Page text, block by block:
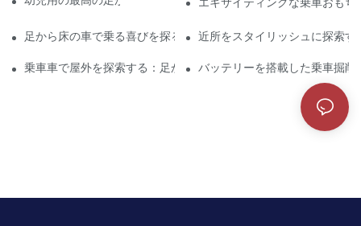
足から床の車で乗る喜びを探る 近所をスタイリッシュに探索
乗車車で屋外を探索する：足から床の体験バッテリーを搭載した乗車掘